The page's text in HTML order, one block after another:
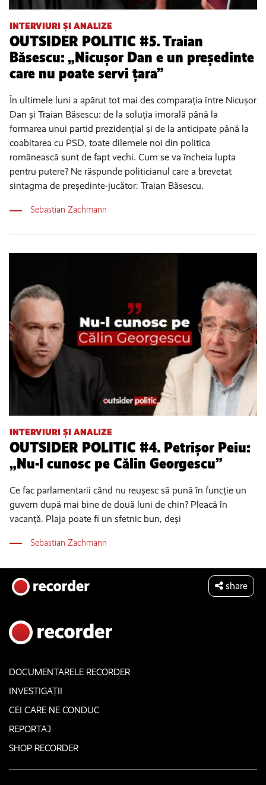
INTERVIURI ȘI ANALIZE
OUTSIDER POLITIC #5. Traian
Băsescu: „Nicușor Dan e un președinte
care nu poate servi țara”
În ultimele luni a apărut tot mai des comparația între Nicușor
Dan și Traian Băsescu: de la soluția imorală până la
formarea unui partid prezidențial și de la anticipate până la
coabitarea cu PSD, toate dilemele noi din politica
românească sunt de fapt vechi. Cum se va încheia lupta
pentru putere? Ne răspunde politicianul care a brevetat
sintagma de președinte-jucător: Traian Băsescu.
Sebastian Zachmann
INTERVIURI ȘI ANALIZE
OUTSIDER POLITIC #4. Petrișor Peiu:
„Nu-l cunosc pe Călin Georgescu”
Ce fac parlamentarii când nu reușesc să pună în funcție un
guvern după mai bine de două luni de chin? Pleacă în
vacanță. Plaja poate fi un sfetnic bun, deși
Sebastian Zachmann
share
DOCUMENTARELE RECORDER
INVESTIGAȚII
CEI CARE NE CONDUC
REPORTAJ
SHOP RECORDER